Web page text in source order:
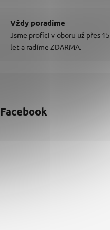
Vždy poradíme
Jsme profíci v oboru už přes 15
let a radíme ZDARMA.
Facebook